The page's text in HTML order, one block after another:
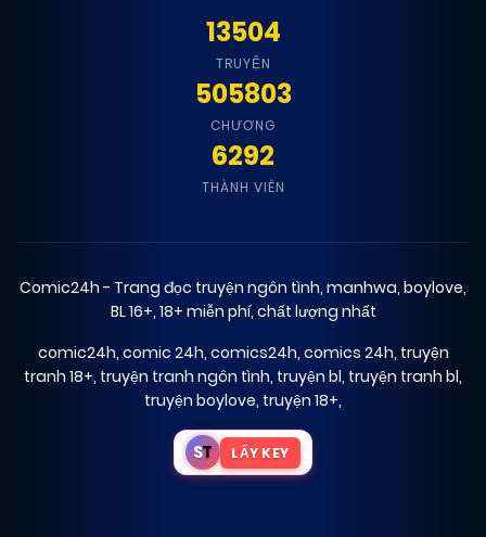
13504
TRUYỆN
505803
CHƯƠNG
6292
THÀNH VIÊN
Comic24h - Trang đọc truyện ngôn tình, manhwa, boylove,
BL 16+, 18+ miễn phí, chất lượng nhất
comic24h, comic 24h, comics24h, comics 24h, truyện
tranh 18+, truyện tranh ngôn tình, truyện bl, truyện tranh bl,
truyện boylove, truyện 18+,
ST LẤY KEY